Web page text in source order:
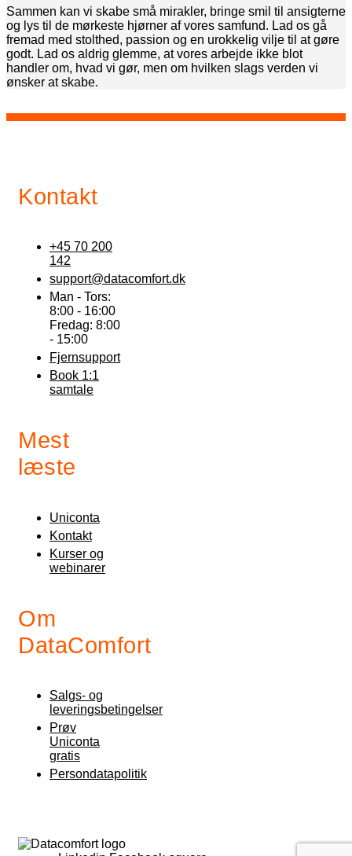
Sammen kan vi skabe små mirakler, bringe smil til ansigterne
og lys til de mørkeste hjørner af vores samfund. Lad os gå
fremad med stolthed, passion og en urokkelig vilje til at gøre
godt. Lad os aldrig glemme, at vores arbejde ikke blot
handler om, hvad vi gør, men om hvilken slags verden vi
ønsker at skabe.
Kontakt
+45 70 200
142
support@datacomfort.dk
Man - Tors:
8:00 - 16:00
Fredag: 8:00
- 15:00
Fjernsupport
Book 1:1
samtale
Mest
læste
Uniconta
Kontakt
Kurser og
webinarer
Om
DataComfort
Salgs- og
leveringsbetingelser
Prøv
Uniconta
gratis
Persondatapolitik